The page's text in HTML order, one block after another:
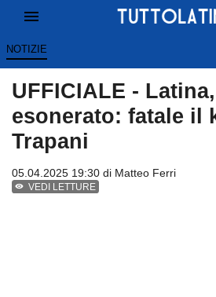
NOTIZIE
UFFICIALE -
esonerato: fatale il
Trapani
05.04.2025 19:30 di Matteo Ferri
VEDI LETTURE